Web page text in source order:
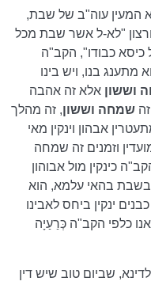
המעין עוה"ב של שבת,
"לא-ל אשר שבת מכל
כיסא כבודו", הקב"ה
בנו, ויש בינו
וששוןאלא זה אהבה
שמחה וששון, זה מהלך
אבהון וינקין מאי
וזמנים זה שמחה
כינקין מול אבוהון
בשבת בהאי עלמא, הוא
ינקין ביחס לאבינו
כלפי הקב"ה כְּרַעַיָה
שביום טוב שיש דין